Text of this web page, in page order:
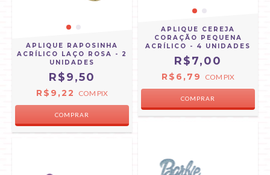
APLIQUE RAPOSINHA
ACRÍLICO LAÇO ROSA - 2
UNIDADES
R$9,50
R$9,22 COM PIX
APLIQUE CEREJA
CORAÇÃO PEQUENA
ACRÍLICO - 4 UNIDADES
R$7,00
R$6,79 COM PIX